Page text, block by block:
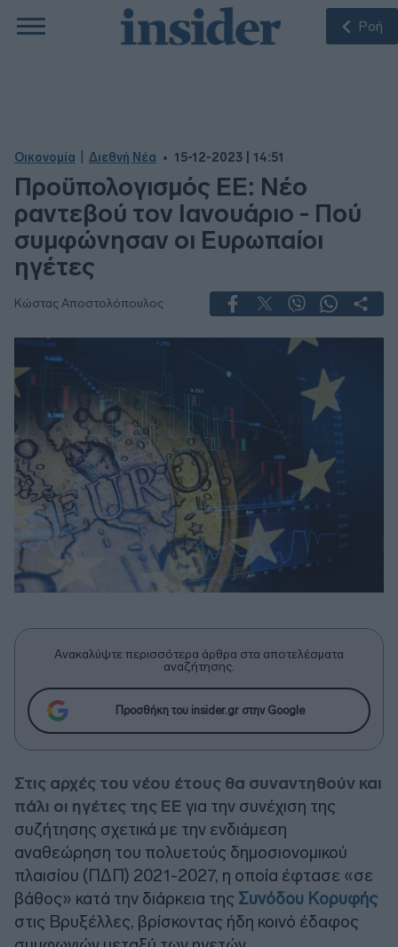
Ροή
Οικονομία Διεθνή Νέα 15-12-2023 | 14:51
Προϋπολογισμός ΕΕ: Νέο
ραντεβού τον Ιανουάριο - Πού
συμφώνησαν οι Ευρωπαίοι
ηγέτες
Κώστας Αποστολόπουλος
Ανακαλύψτε περισσότερα άρθρα στα αποτελέσματα
αναζήτησης.
Προσθήκη του insider.gr στην Google
Στις αρχές του νέου έτους θα συναντηθούν και
πάλι οι ηγέτες της ΕΕ για την συνέχιση της
συζήτησης σχετικά με την ενδιάμεση
αναθεώρηση του πολυετούς δημοσιονομικού
πλαισίου (ΠΔΠ) 2021-2027, η οποία έφτασε «σε
βάθος» κατά την διάρκεια της Συνόδου Κορυφής
στις Βρυξέλλες, βρίσκοντας ήδη κοινό έδαφος